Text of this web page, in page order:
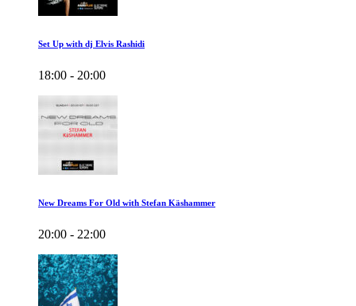
Set Up with dj Elvis Rashidi
18:00 - 20:00
New Dreams For Old with Stefan Käshammer
20:00 - 22:00